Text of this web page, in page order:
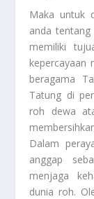
Maka untuk
anda tentang
memiliki
kepercayaan
beragama
Tatung di
roh dewa
Dalam
anggap
menjaga
dunia roh.